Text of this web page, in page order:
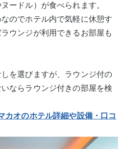
ードル）が食べられます。
のでホテル内で気軽に休憩す
ウンジが利用できるお部屋も
を選びますが、ラウンジ付の
ならラウンジ付きの部屋を検
カオのホテル詳細や設備・口コ